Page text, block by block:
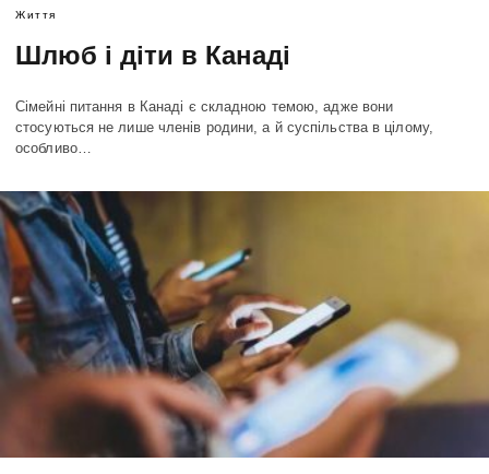
Життя
Шлюб і діти в Канаді
Сімейні питання в Канаді є складною темою, адже вони
стосуються не лише членів родини, а й суспільства в цілому,
особливо…